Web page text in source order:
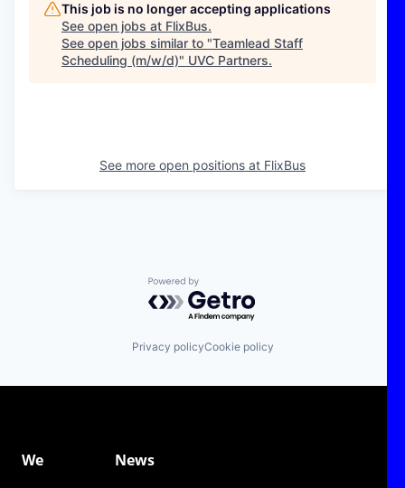
This job is no longer accepting applications
See open jobs at FlixBus.
See open jobs similar to "Teamlead Staff
Scheduling (m/w/d)" UVC Partners.
See more open positions at FlixBus
Powered by Getro.com
Privacy policyCookie policy
We
News